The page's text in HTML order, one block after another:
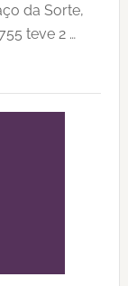
da Sorte,
teve 2 …